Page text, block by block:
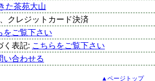
た茶苑大山
クレジットカード決済
をご覧下さい
く表記: こちらをご覧下さい
い合わせる
▲ページトップ